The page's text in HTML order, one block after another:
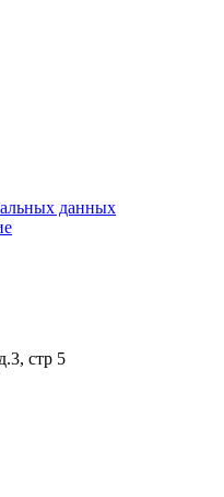
данных
стр 5